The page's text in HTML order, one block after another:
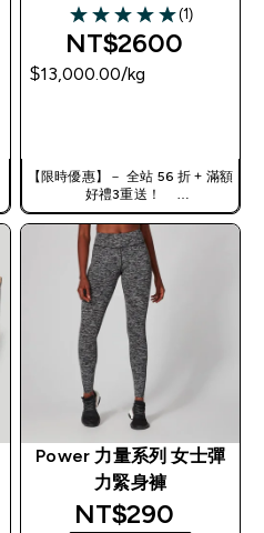
5 out of 5 stars
(1)
NT$2600‎
$13,000.00‎/kg
【限時優惠】－ 全站 56 折 + 滿額
好禮3重送！
使用優惠碼，獲得額外折扣：
TW56
Power 力量系列 女士彈
力緊身褲
discounted
NT$290‎